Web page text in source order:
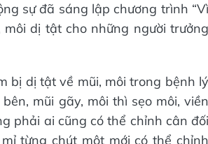
sự đã sáng lập chương trình “Vì
dị tật cho những người trưởng
bị dị tật về mũi, môi trong bệnh lý
mũi gãy, môi thì sẹo môi, viền
phải ai cũng có thể chỉnh cân đối
từng chút một mới có thể chỉnh